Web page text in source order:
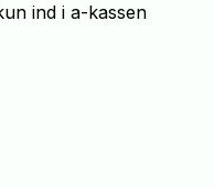
ind i a-kassen